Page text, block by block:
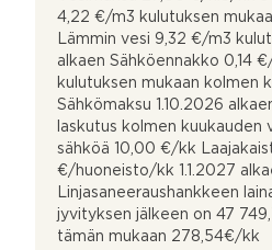
4,22 €/m3 kulutuksen
Lämmin vesi 9,32 €/m3
alkaen Sähköennakko 0,14
kulutuksen mukaan kolmen
Sähkömaksu 1.10.2026
laskutus kolmen kuukauden
sähköä 10,00 €/kk
€/huoneisto/kk 1.1.2027
Linjasaneeraushankkeen
jyvityksen jälkeen on 47
tämän mukaan 278,54€/kk